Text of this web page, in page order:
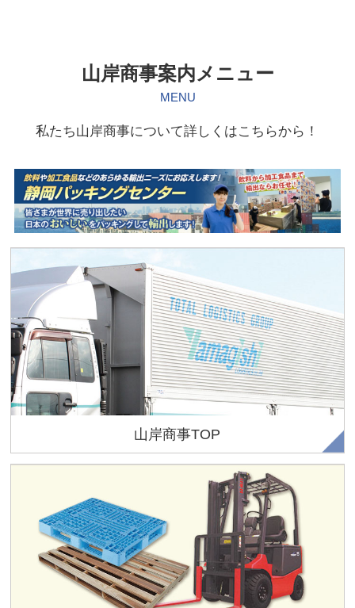
山岸商事案内メニュー
MENU
私たち山岸商事について詳しくはこちらから！
山岸商事TOP
山岸運送グループ独自のシステムで高品質な
物流ソリューションをご提供します。
木製パレットやプラスチックパレット、再生パレットの販売
やリース、レンタルを行っております。またフォークリフト
の販売、レンタル、買い取りも行っております。